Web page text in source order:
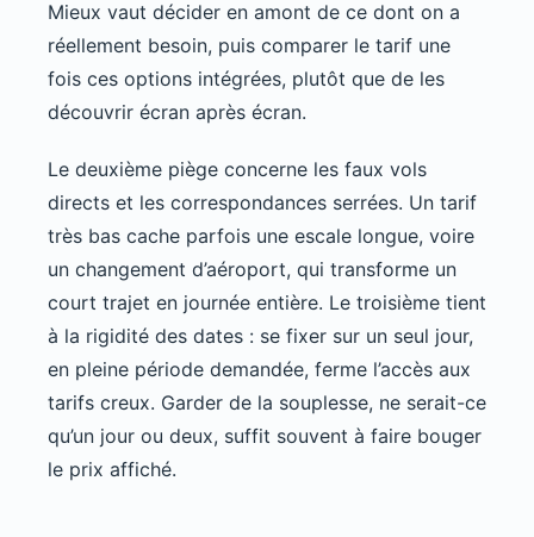
Mieux vaut décider en amont de ce dont on a
réellement besoin, puis comparer le tarif une
fois ces options intégrées, plutôt que de les
découvrir écran après écran.
Le deuxième piège concerne les faux vols
directs et les correspondances serrées. Un tarif
très bas cache parfois une escale longue, voire
un changement d’aéroport, qui transforme un
court trajet en journée entière. Le troisième tient
à la rigidité des dates : se fixer sur un seul jour,
en pleine période demandée, ferme l’accès aux
tarifs creux. Garder de la souplesse, ne serait-ce
qu’un jour ou deux, suffit souvent à faire bouger
le prix affiché.